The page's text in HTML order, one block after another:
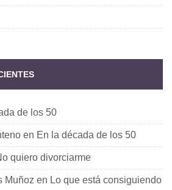
de los 50
en En la década de los 50
quiero divorciarme
Muñoz en Lo que está consiguiendo